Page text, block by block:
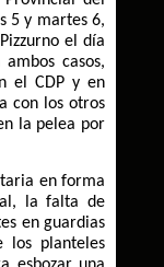
5 y martes 6,
el día
casos,
el CDP y en
con los otros
la pelea por
en forma
la falta de
en guardias
los planteles